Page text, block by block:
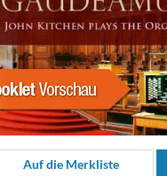
Coherence
Auf die Merkliste